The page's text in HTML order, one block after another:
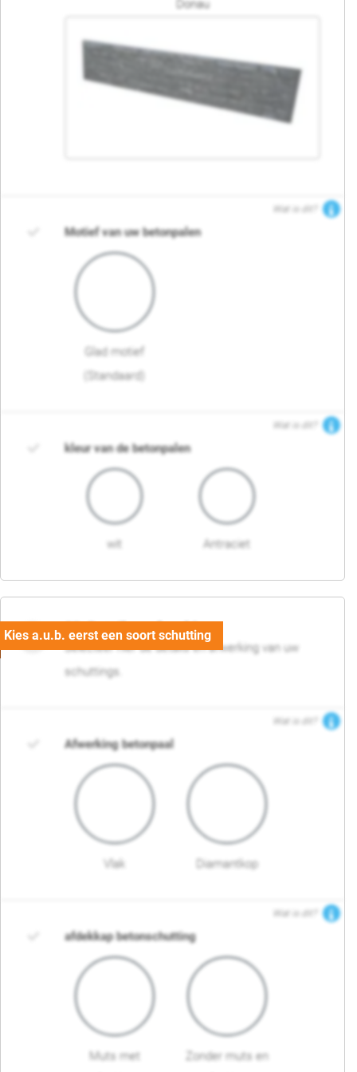
Donau
Wat is dit?
Motief van uw betonpalen
Glad motief
(Standaard)
Wat is dit?
kleur van de betonpalen
wit Antraciet
03. Detail en afwerking
Selecteer hier de details en afwerking van uw
schuttings.
Wat is dit?
Afwerking betonpaal
Vlak Diamantkop
Wat is dit?
afdekkap betonschutting
Muts met
Zonder muts en